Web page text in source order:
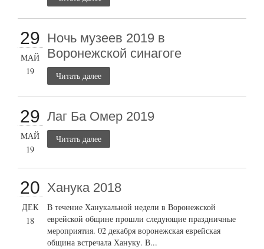
29
МАЙ
19
Ночь музеев 2019 в
Воронежской синагоге
Читать далее
29
МАЙ
19
Лаг Ба Омер 2019
Читать далее
20
ДЕК
18
Ханука 2018
В течение Ханукальной недели в Воронежской
еврейской общине прошли следующие праздничные
мероприятия. 02 декабря воронежская еврейская
община встречала Хануку. В...